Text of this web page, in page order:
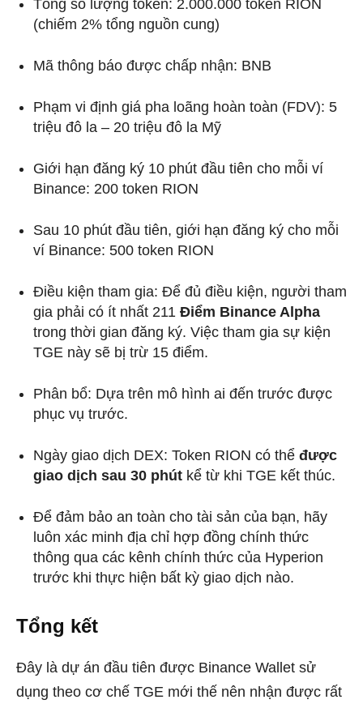
Tổng số lượng token: 2.000.000 token RION
(chiếm 2% tổng nguồn cung)
Mã thông báo được chấp nhận: BNB
Phạm vi định giá pha loãng hoàn toàn (FDV): 5
triệu đô la – 20 triệu đô la Mỹ
Giới hạn đăng ký 10 phút đầu tiên cho mỗi ví
Binance: 200 token RION
Sau 10 phút đầu tiên, giới hạn đăng ký cho mỗi
ví Binance: 500 token RION
Điều kiện tham gia: Để đủ điều kiện, người tham
gia phải có ít nhất 211 Điểm Binance Alpha
trong thời gian đăng ký. Việc tham gia sự kiện
TGE này sẽ bị trừ 15 điểm.
Phân bổ: Dựa trên mô hình ai đến trước được
phục vụ trước.
Ngày giao dịch DEX: Token RION có thể được
giao dịch sau 30 phút kể từ khi TGE kết thúc.
Để đảm bảo an toàn cho tài sản của bạn, hãy
luôn xác minh địa chỉ hợp đồng chính thức
thông qua các kênh chính thức của Hyperion
trước khi thực hiện bất kỳ giao dịch nào.
Tổng kết
Đây là dự án đầu tiên được Binance Wallet sử
dụng theo cơ chế TGE mới thế nên nhận được rất